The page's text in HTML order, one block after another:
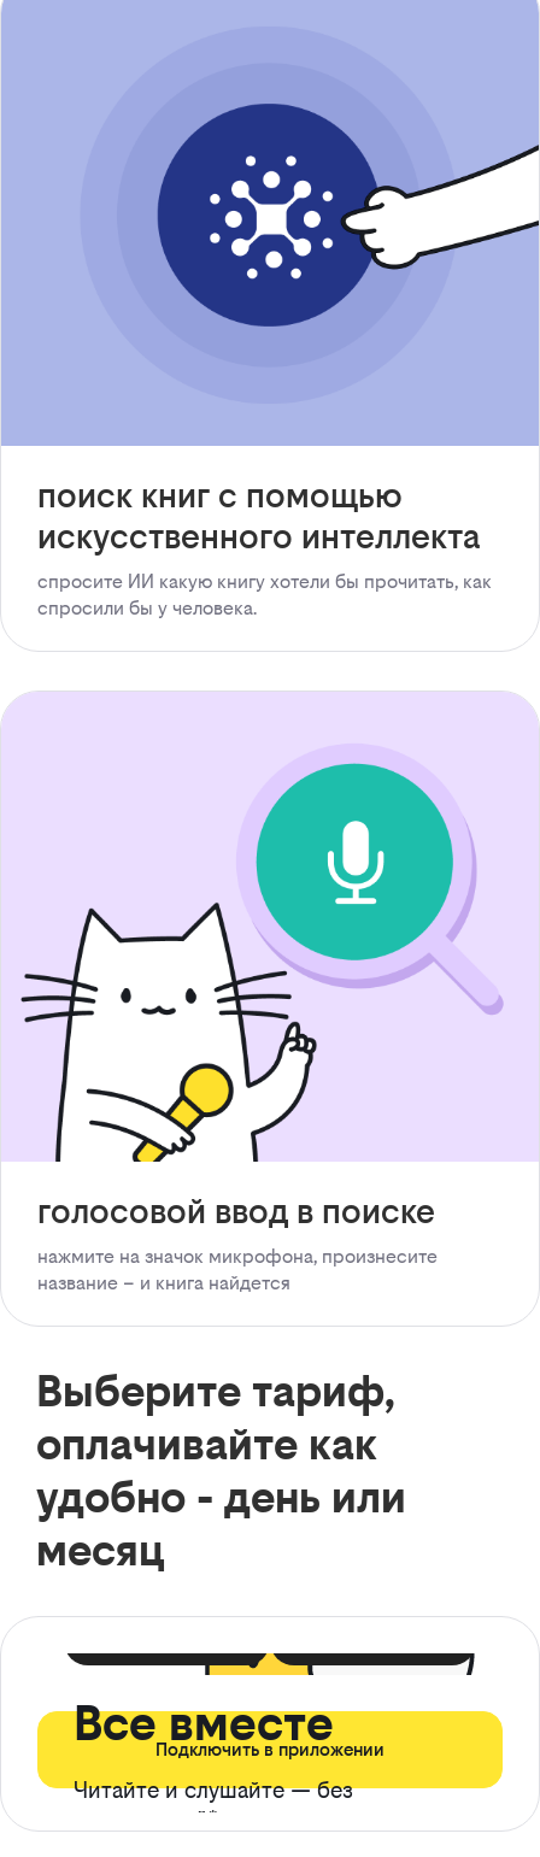
поиск книг с помощью
искусственного интеллекта
спросите ИИ какую книгу хотели бы прочитать, как
спросили бы у человека.
голосовой ввод в поиске
нажмите на значок микрофона, произнесите
название – и книга найдется
Выберите тариф,
оплачивайте как
удобно - день или
месяц
Все вместе
Читайте и слушайте — без
ограничений*
Подключить в приложении